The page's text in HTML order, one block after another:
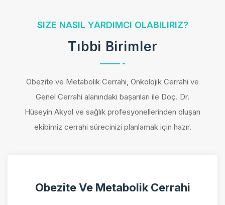
SIZE NASIL YARDIMCI OLABILIRIZ?
Tıbbi Birimler
Obezite ve Metabolik Cerrahi, Onkolojik Cerrahi ve
Genel Cerrahi alanındaki başarıları ile Doç. Dr.
Hüseyin Akyol ve sağlık profesyonellerinden oluşan
ekibimiz cerrahi sürecinizi planlamak için hazır.
Obezite Ve Metabolik Cerrahi